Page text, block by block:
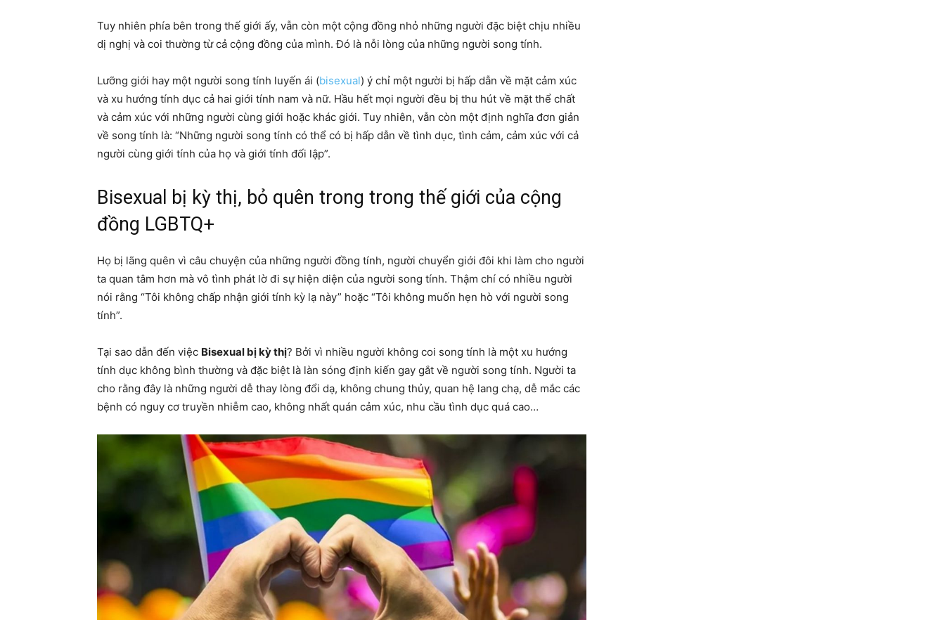
Tuy nhiên phía bên trong thế giới ấy, vẫn còn một cộng đồng nhỏ những người đặc biệt chịu nhiều
dị nghị và coi thường từ cả cộng đồng của mình. Đó là nỗi lòng của những người song tính.
Lưỡng giới hay một người song tính luyến ái (bisexual) ý chỉ một người bị hấp dẫn về mặt cảm xúc
và xu hướng tính dục cả hai giới tính nam và nữ. Hầu hết mọi người đều bị thu hút về mặt thể chất
và cảm xúc với những người cùng giới hoặc khác giới. Tuy nhiên, vẫn còn một định nghĩa đơn giản
về song tính là: “Những người song tính có thể có bị hấp dẫn về tình dục, tình cảm, cảm xúc với cả
người cùng giới tính của họ và giới tính đối lập”.
Bisexual bị kỳ thị, bỏ quên trong trong thế giới của cộng
đồng LGBTQ+
Họ bị lãng quên vì câu chuyện của những người đồng tính, người chuyển giới đôi khi làm cho người
ta quan tâm hơn mà vô tình phát lờ đi sự hiện diện của người song tính. Thậm chí có nhiều người
nói rằng “Tôi không chấp nhận giới tính kỳ lạ này” hoặc “Tôi không muốn hẹn hò với người song
tính”.
Tại sao dẫn đến việc Bisexual bị kỳ thị? Bởi vì nhiều người không coi song tính là một xu hướng
tính dục không bình thường và đặc biệt là làn sóng định kiến gay gắt về người song tính. Người ta
cho rằng đây là những người dễ thay lòng đổi dạ, không chung thủy, quan hệ lang chạ, dễ mắc các
bệnh có nguy cơ truyền nhiễm cao, không nhất quán cảm xúc, nhu cầu tình dục quá cao…